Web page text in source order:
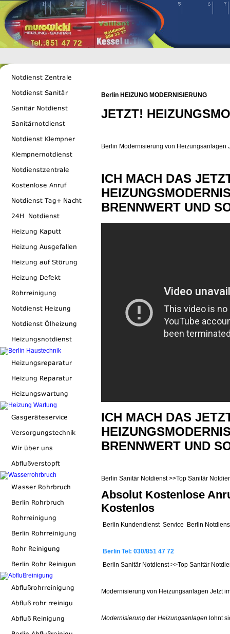
Berlin HEIZUNG MODERNISIERUNG
JETZT!
Berlin Modernisierung von Heizungsanlagen
ICH MACH DAS
BRENNWERT UND
ICH MACH DAS
BRENNWERT UND
Berlin Sanitär Notdienst >>Top Sanitär
Absolut Kostenlose
Kostenlos
Berlin Kundendienst Service Berlin
Berlin Tel: 030/851 47 72
Berlin Sanitär Notdienst >>Top Sanitär
Modernisierung von Heizungsanlagen Jetzt
Modernisierung der Heizungsanlagen lohnt